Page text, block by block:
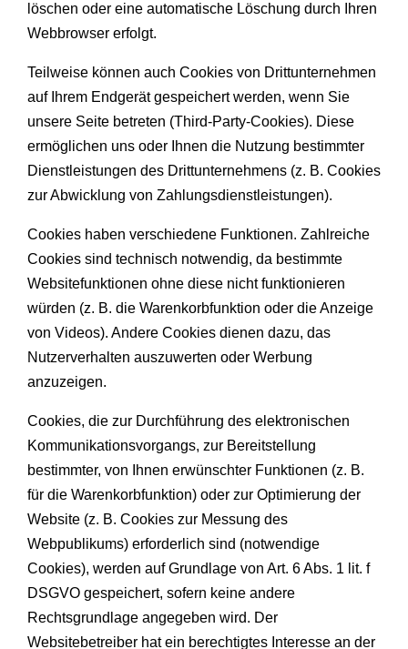
löschen oder eine automatische Löschung durch Ihren
Webbrowser erfolgt.
Teilweise können auch Cookies von Drittunternehmen
auf Ihrem Endgerät gespeichert werden, wenn Sie
unsere Seite betreten (Third-Party-Cookies). Diese
ermöglichen uns oder Ihnen die Nutzung bestimmter
Dienstleistungen des Drittunternehmens (z. B. Cookies
zur Abwicklung von Zahlungsdienstleistungen).
Cookies haben verschiedene Funktionen. Zahlreiche
Cookies sind technisch notwendig, da bestimmte
Websitefunktionen ohne diese nicht funktionieren
würden (z. B. die Warenkorbfunktion oder die Anzeige
von Videos). Andere Cookies dienen dazu, das
Nutzerverhalten auszuwerten oder Werbung
anzuzeigen.
Cookies, die zur Durchführung des elektronischen
Kommunikationsvorgangs, zur Bereitstellung
bestimmter, von Ihnen erwünschter Funktionen (z. B.
für die Warenkorbfunktion) oder zur Optimierung der
Website (z. B. Cookies zur Messung des
Webpublikums) erforderlich sind (notwendige
Cookies), werden auf Grundlage von Art. 6 Abs. 1 lit. f
DSGVO gespeichert, sofern keine andere
Rechtsgrundlage angegeben wird. Der
Websitebetreiber hat ein berechtigtes Interesse an der